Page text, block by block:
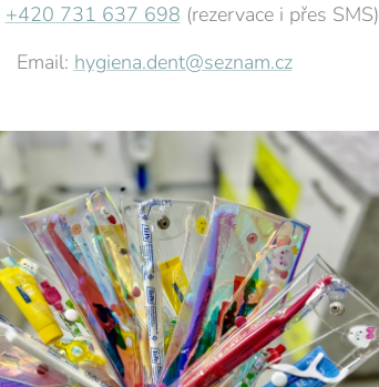
+420 731 637 698 (rezervace i přes SMS)
Email: hygiena.dent@seznam.cz